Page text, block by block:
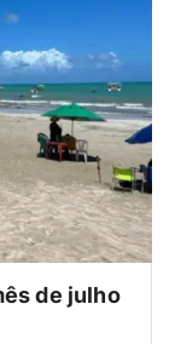
de julho